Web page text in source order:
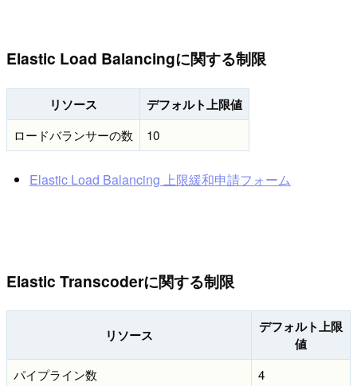
Elastic Load Balancingに関する制限
リソース デフォルト上限値
ロードバランサーの数 10
Elastic Load Balancing 上限緩和申請フォーム
Elastic Transcoderに関する制限
リソース
デフォルト上限
値
パイプライン数
4